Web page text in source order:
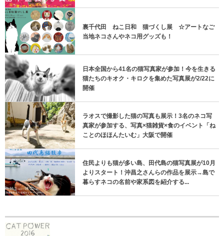
裏千代田 ねこ日和 猫づくし展 ☆アートなご
当地ネコさんやネコ用グッズも！
日本全国から41名の猫写真家が参加！今を生きる
猫たちのキオク・キロクを集めた写真展が2/22に
開催
ラオスで撮影した猫の写真も展示！3名のネコ写
真家が参加する、写真×猫雑貨×食のイベント「ね
ことのほほんたいむ」大阪で開催
住民よりも猫が多い島、田代島の猫写真展が10月
よりスタート！沖昌之さんらの作品を展示→島で
暮らすネコの名前や家系図を紹介する...